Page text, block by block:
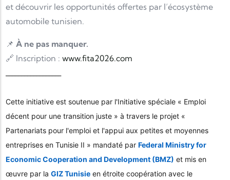
et découvrir les opportunités offertes par l’écosystème
automobile tunisien.
📌 À ne pas manquer.
🔗 Inscription : www.fita2026.com
Cette initiative est soutenue par l'Initiative spéciale « Emploi
décent pour une transition juste » à travers le projet «
Partenariats pour l'emploi et l'appui aux petites et moyennes
entreprises en Tunisie II » mandaté par Federal Ministry for
Economic Cooperation and Development (BMZ) et mis en
œuvre par la GIZ Tunisie en étroite coopération avec le